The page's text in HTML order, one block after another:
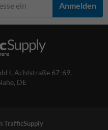
Anmelden
Achtstraße 67-69,
DE
TrafficSupply